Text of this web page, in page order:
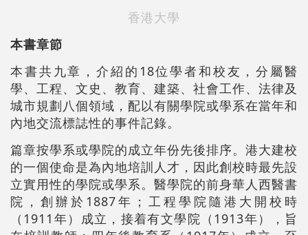
香港大學
本書章節
本書共九章，介紹的18位學者和校友，分屬醫
學、工程、文史、教育、建築、社會工作、法律及
城市規劃八個領域，配以有關學院或學系在當年和
內地交流標誌性的事件記錄。
篇章按學系或學院的成立年份先後排序。港大建校
的一個使命是為內地培訓人才，因此創校時最先設
立實用性的學院或學系。醫學院的前身華人西醫書
院，創辦於1887年；工程學院隨港大開校時
（1911年）成立，接着有文學院（1913年），旨